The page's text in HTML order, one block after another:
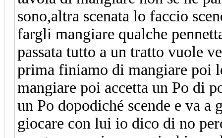
sono,altra scenata lo faccio
fargli mangiare qualche
passata tutto a un tratto vuole
prima finiamo di mangiare poi
mangiare poi accetta un Po di
un Po dopodiché scende e va
giocare con lui io dico di no